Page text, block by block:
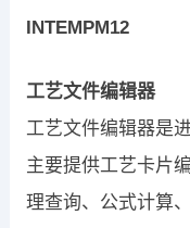
INTEMPM12
工艺文件编辑器
工艺文件编辑器是
主要提供工艺卡片
理查询、公式计算